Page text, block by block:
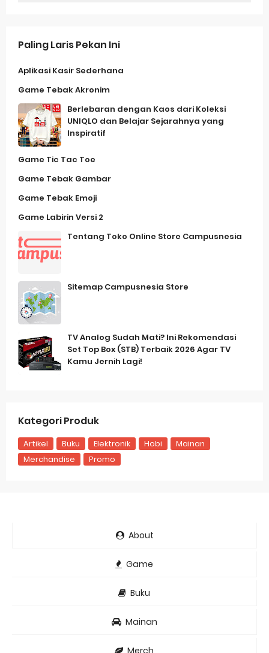
Paling Laris Pekan Ini
Aplikasi Kasir Sederhana
Game Tebak Akronim
Berlebaran dengan Kaos dari Koleksi
UNIQLO dan Belajar Sejarahnya yang
Inspiratif
Game Tic Tac Toe
Game Tebak Gambar
Game Tebak Emoji
Game Labirin Versi 2
Tentang Toko Online Store Campusnesia
Sitemap Campusnesia Store
TV Analog Sudah Mati? Ini Rekomendasi
Set Top Box (STB) Terbaik 2026 Agar TV
Kamu Jernih Lagi!
Kategori Produk
Artikel Buku Elektronik Hobi
Mainan
Merchandise
Promo
About
Game
Buku
Mainan
Merch